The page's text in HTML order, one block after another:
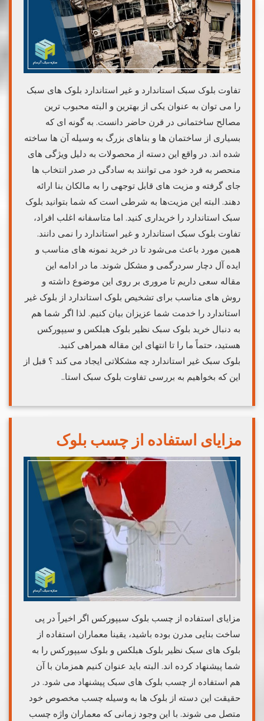
تفاوت بلوک سبک استاندارد و غیر استاندارد بلوک های سبک
را می توان به عنوان یکی از بهترین و البته محبوب ترین
مصالح ساختمانی در قرن حاضر دانست. به گونه ای که
بسیاری از ساختمان ها و بناهای بزرگ به وسیله آن ها ساخته
شده اند. در واقع این دسته از محصولات به دلیل ویژگی های
منحصر به فرد خود می توانند به سادگی در صدر انتخاب ها
جای گرفته و مزیت های قابل توجهی را به مالکان بنا ارائه
دهند. البته این مزیت‌ها به شرطی است که شما بتوانید بلوک
سبک استاندارد را خریداری کنید. اما متاسفانه اغلب افراد،
تفاوت بلوک سبک استاندارد و غیر استاندارد را نمی دانند.
همین مورد باعث می‌شود تا در خرید نمونه های مناسب و
ایده آل دچار سردرگمی و مشکل شوند. ما در ادامه این
مقاله سعی داریم تا مروری بر روی این موضوع داشته و
روش های مناسب برای تشخیص بلوک استاندارد از بلوک غیر
استاندارد را خدمت شما عزیزان بیان کنیم. لذا اگر شما هم
به دنبال خرید بلوک سبک نظیر بلوک هبلکس و سیپورکس
هستید، حتماً ما را تا انتهای این مقاله همراهی کنید.
بلوک سبک غیر استاندارد چه مشکلاتی ایجاد می کند ؟ قبل از
این که بخواهیم به بررسی تفاوت بلوک سبک استا..
مزایای استفاده از چسب بلوک
مزایای استفاده از چسب بلوک سیپورکس اگر اخیراً در پی
ساخت بنایی مدرن بوده باشید، یقینا معماران استفاده از
بلوک های سبک نظیر بلوک هبلکس و بلوک سیپورکس را به
شما پیشنهاد کرده اند. البته باید عنوان کنیم همزمان با آن
هم استفاده از چسب بلوک های سبک پیشنهاد می شود. در
حقیقت این دسته از بلوک ها به وسیله چسب مخصوص خود
متصل می شوند. با این وجود زمانی که معماران واژه چسب